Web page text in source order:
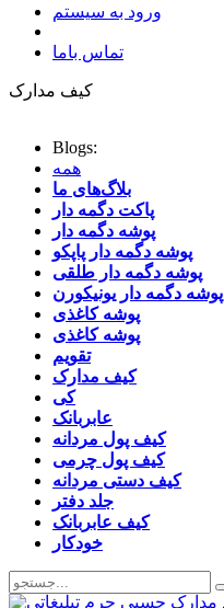
ورود به سیستم
تماس باما
کیف مدارک
Blogs:
همه
بلاگ‌های ما
پاکت دگمه دار
پوشه دگمه دار
پوشه دگمه دار پاپکو
پوشه دگمه دار طلقی
پوشه دگمه دار یونیکورن
پوشه کاغذی
پوشه کاغذی
تقویم
کیف مدارک
کی
عابربانک
کیف پول مردانه
کیف پول چرمی
کیف دستی مردانه
جلد دفتر
کیف عابربانک
خودکار